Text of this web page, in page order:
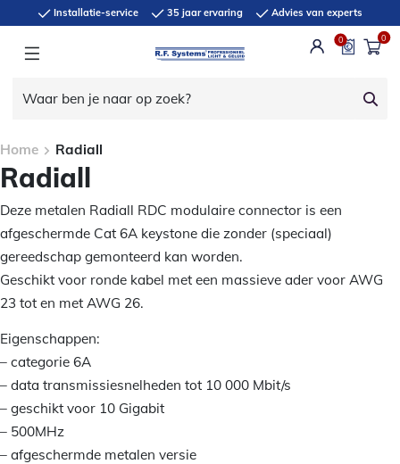
Installatie-service 35 jaar ervaring Advies van experts
0 0
Home Radiall
Radiall
Deze metalen Radiall RDC modulaire connector is een
afgeschermde Cat 6A keystone die zonder (speciaal)
gereedschap gemonteerd kan worden.
Geschikt voor ronde kabel met een massieve ader voor AWG
23 tot en met AWG 26.
Eigenschappen:
– categorie 6A
– data transmissiesnelheden tot 10 000 Mbit/s
– geschikt voor 10 Gigabit
– 500MHz
– afgeschermde metalen versie